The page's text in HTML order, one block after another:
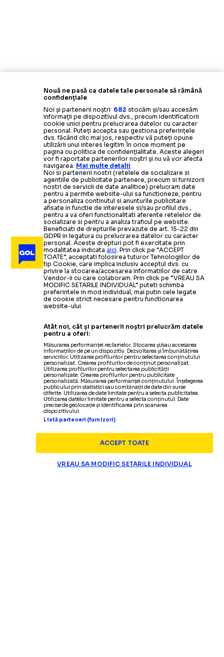
Nouă ne pasă ca datele tale personale să rămână
confidențiale
Noi și partenerii noștri 682 stocăm și/sau accesăm
informații pe dispozitivul dvs., precum identificatorii
cookie unici pentru prelucrarea datelor cu caracter
personal. Puteți accepta sau gestiona preferințele
dvs. făcând clic mai jos, respectiv vă puteți opune
utilizării unui interes legitim în orice moment pe
pagina cu politica de confidențialitate. Aceste alegeri
vor fi raportate partenerilor noștri și nu vă vor afecta
navigarea. Mai multe detalii
Noi si partenerii nostri (retelele de socializare si
agentiile de publicitate partenere, precum si furnizorii
nostri de servicii de date analitice) prelucram date
pentru a permite website-ului sa functioneze, pentru
a personaliza continutul si anunturile publicitare
afisate in functie de interesele si/sau profilul dvs.,
pentru a va oferi functionalitati aferente retelelor de
socializare si pentru a analiza traficul pe website.
Beneficiati de drepturile prevazute de art. 15-22 din
GDPR in legatura cu prelucrarea datelor cu caracter
personal. Aceste drepturi pot fi exercitate prin
modalitatea indicataaici. Prin click pe “ACCEPT
TOATE”, acceptati folosirea tuturor Tehnologiilor de
tip Cookie, care implica inclusiv acceptul dvs. cu
privire la stocarea/accesarea informatiilor de catre
Vendor-ii cu care colaboram. Prin click pe “VREAU SA
MODIFIC SETARILE INDIVIDUAL” puteti schimba
preferintele in mod individual, mai putin cele legate
de cookie strict necesare pentru functionarea
website-ului.
Atât noi, cât și partenerii noștri prelucrăm datele
pentru a oferi:
Măsurarea performanței reclamelor. Stocarea și/sau accesarea
informațiilor de pe un dispozitiv. Dezvoltarea și îmbunătățirea
serviciilor. Utilizarea profilurilor pentru selectarea conținutului
personalizat. Crearea profilurilor de conținut personalizat.
Utilizarea profilurilor pentru selectarea publicității
personalizate. Crearea profilurilor pentru publicitate
personalizată. Măsurarea performanței conținutului. Înțelegerea
publicului prin statistici sau combinații de date din surse
diferite. Utilizarea de date limitate pentru a selecta publicitatea.
Utilizarea datelor limitate pentru a selecta conținutul. Date
precise de geolocație și identificarea prin scanarea
dispozitivului.
Listă parteneri (furnizori)
ACCEPT TOATE
VREAU SA MODIFIC SETARILE INDIVIDUAL